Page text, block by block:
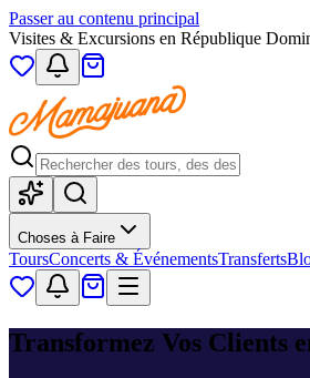
Passer au contenu principal
Visites & Excursions en République
Choses à Faire
ToursConcerts & ÉvénementsTransferts
Transformez Vos Clients